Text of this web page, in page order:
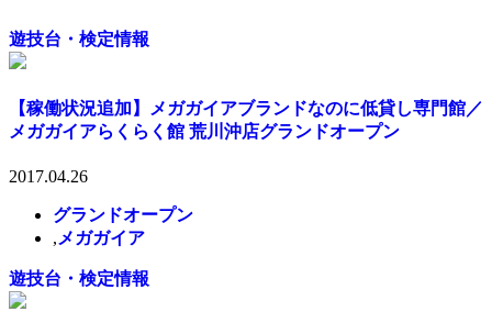
遊技台・検定情報
【稼働状況追加】メガガイアブランドなのに低貸し専門館／
メガガイアらくらく館 荒川沖店グランドオープン
2017.04.26
グランドオープン
, メガガイア
遊技台・検定情報